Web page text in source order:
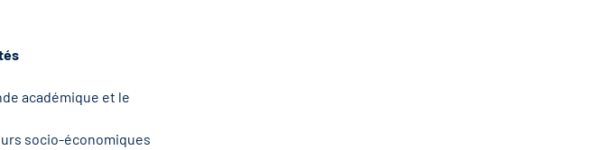
académique et le
socio-économiques